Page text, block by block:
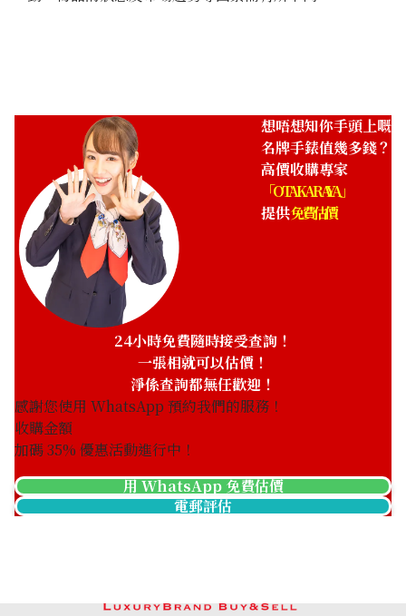
Breguet Classic
Chronograph Column
Wheel 5247BB/29/9V6
參考回收價
收購日期: 2026年4月
ASK
收購日期: 2026年2月
Reserve 5277BB/12/9V6
5140BA/12/9W6
想唔想知你手頭上嘅
名牌手錶值幾多錢？
高價收購專家
「OTAKARAYA」
提供免費估價
24小時免費隨時接受查詢！
一張相就可以估價！
淨係查詢都無任歡迎！
感謝您使用 WhatsApp 預約我們的服務！
收購金額
加碼35% 優惠活動進行中！
用 WhatsApp 免費估價
電郵評估